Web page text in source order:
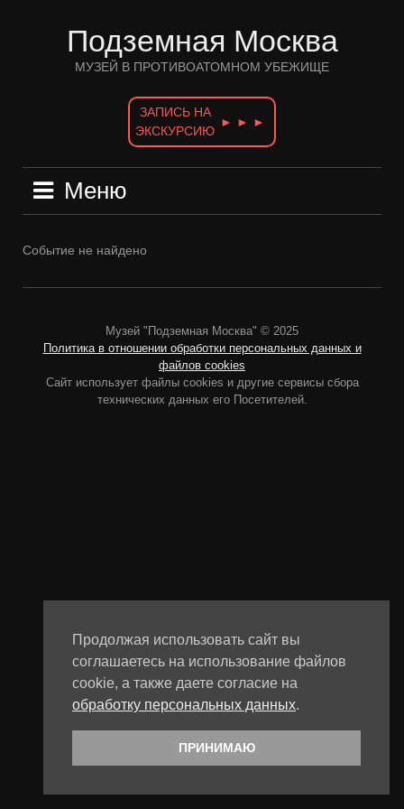
Подземная Москва
МУЗЕЙ В ПРОТИВОАТОМНОМ УБЕЖИЩЕ
ЗАПИСЬ НА
ЭКСКУРСИЮ
► ► ►
Меню
Событие не найдено
Музей "Подземная Москва" © 2025
Политика в отношении обработки персональных данных и
файлов cookies
Сайт использует файлы cookies и другие сервисы сбора
технических данных его Посетителей.
Продолжая использовать сайт вы
соглашаетесь на использование файлов
cookie, а также даете согласие на
обработку персональных данных.
ПРИНИМАЮ